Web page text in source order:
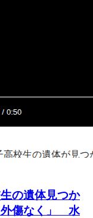
の遺体見つか
外傷なく」 水